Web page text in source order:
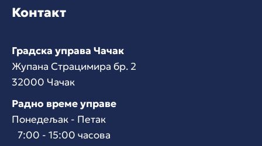
Контакт
Градска управа Чачак
Жупана Страцимира бр. 2
32000 Чачак
Радно време управе
Понедељак - Петак
7:00 - 15:00 часова